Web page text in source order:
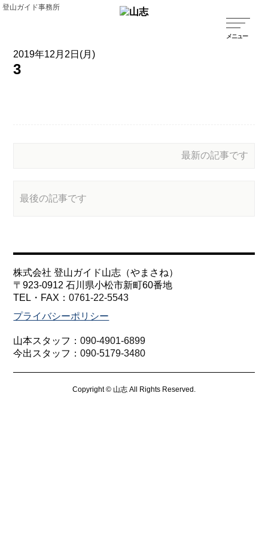
登山ガイド事務所
2019年12月2日(月)
3
最新の記事です
最後の記事です
株式会社 登山ガイド山志（やまさね）
〒923-0912 石川県小松市新町60番地
TEL・FAX：0761-22-5543
プライバシーポリシー
山本スタッフ：090-4901-6899
今出スタッフ：090-5179-3480
Copyright © 山志 All Rights Reserved.